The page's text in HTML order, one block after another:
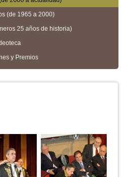
(de 1965 a 2000)
25 años de historia)
y Premios